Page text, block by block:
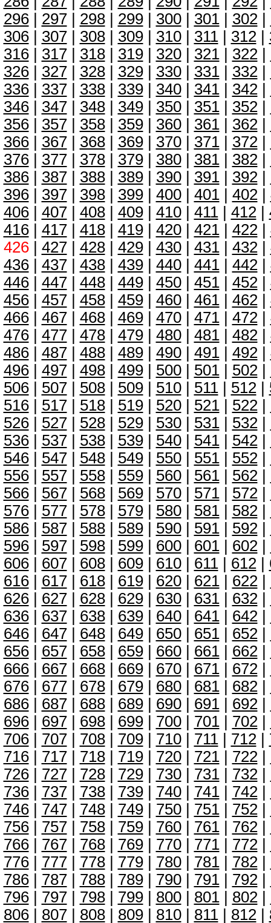
296| 297| 298| 299| 300| 301| 302|
306| 307| 308| 309| 310| 311| 312|
316| 317| 318| 319| 320| 321| 322|
326| 327| 328| 329| 330| 331| 332|
336| 337| 338| 339| 340| 341| 342|
346| 347| 348| 349| 350| 351| 352|
356| 357| 358| 359| 360| 361| 362|
366| 367| 368| 369| 370| 371| 372|
376| 377| 378| 379| 380| 381| 382|
386| 387| 388| 389| 390| 391| 392|
396| 397| 398| 399| 400| 401| 402|
406| 407| 408| 409| 410| 411| 412|
416| 417| 418| 419| 420| 421| 422|
426| 427| 428| 429| 430| 431| 432|
436| 437| 438| 439| 440| 441| 442|
446| 447| 448| 449| 450| 451| 452|
456| 457| 458| 459| 460| 461| 462|
466| 467| 468| 469| 470| 471| 472|
476| 477| 478| 479| 480| 481| 482|
486| 487| 488| 489| 490| 491| 492|
496| 497| 498| 499| 500| 501| 502|
506| 507| 508| 509| 510| 511| 512|
516| 517| 518| 519| 520| 521| 522|
526| 527| 528| 529| 530| 531| 532|
536| 537| 538| 539| 540| 541| 542|
546| 547| 548| 549| 550| 551| 552|
556| 557| 558| 559| 560| 561| 562|
566| 567| 568| 569| 570| 571| 572|
576| 577| 578| 579| 580| 581| 582|
586| 587| 588| 589| 590| 591| 592|
596| 597| 598| 599| 600| 601| 602|
606| 607| 608| 609| 610| 611| 612|
616| 617| 618| 619| 620| 621| 622|
626| 627| 628| 629| 630| 631| 632|
636| 637| 638| 639| 640| 641| 642|
646| 647| 648| 649| 650| 651| 652|
656| 657| 658| 659| 660| 661| 662|
666| 667| 668| 669| 670| 671| 672|
676| 677| 678| 679| 680| 681| 682|
686| 687| 688| 689| 690| 691| 692|
696| 697| 698| 699| 700| 701| 702|
706| 707| 708| 709| 710| 711| 712|
716| 717| 718| 719| 720| 721| 722|
726| 727| 728| 729| 730| 731| 732|
736| 737| 738| 739| 740| 741| 742|
746| 747| 748| 749| 750| 751| 752|
756| 757| 758| 759| 760| 761| 762|
766| 767| 768| 769| 770| 771| 772|
776| 777| 778| 779| 780| 781| 782|
786| 787| 788| 789| 790| 791| 792|
796| 797| 798| 799| 800| 801| 802|
806| 807| 808| 809| 810| 811| 812|